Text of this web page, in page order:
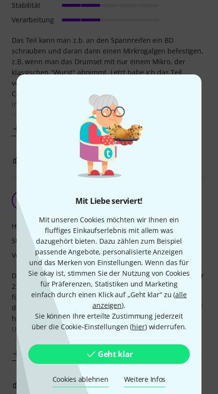
Mit Liebe serviert!
Mit unseren Cookies möchten wir Ihnen ein
fluffiges Einkaufserlebnis mit allem was
dazugehört bieten. Dazu zählen zum Beispiel
passende Angebote, personalisierte Anzeigen
und das Merken von Einstellungen. Wenn das für
Sie okay ist, stimmen Sie der Nutzung von Cookies
für Präferenzen, Statistiken und Marketing
einfach durch einen Klick auf „Geht klar“ zu (alle
anzeigen).
Sie können Ihre erteilte Zustimmung jederzeit
über die Cookie-Einstellungen (hier) widerrufen.
Geht klar
Cookies ablehnen Weitere Infos
Das Teil kann man z.b. an den Spannreifen ein BD
schrauben und daran dann einen Mirkrogalgen befestigen,
z.B. wenn man das Drumset mit nur einem Mikro, der
klassischen "Wurst" abnimmt. Letzt habe ich das Teil
verwendet, um es am Gesangsmikrofonständer des
Cajonspielers zu befestigen und daran ein Mic zu
installieren, um die Cajon von vorne abzunehmen. Gibt
Stabilität
Verarbeitung
BEWERTUNG MELDEN
Kleiner Problemlöser für (fast) alle Fälle
Andreas402 13.10.2009
Die auf den ersten Blick eher unspektakuläre Tischklammer
237 von K&M ist in der Praxis ein wertvoller Problemlöser
für die unterschiedlichsten Fälle. Dabei ist hilfreich, dass
die Klemmung einen weiten Einstellbereich und bei Bedarf
hohe Klemmkräfte ermöglicht, ein Verkratzen des
Untergrunds durch die gute Polsterung jedoch faktisch
Mehr anzeigen
Handling
Stabilität
Verarbeitung
0 BEWERTUNG MELDEN